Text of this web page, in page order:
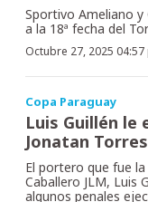
Sportivo Ameliano y
a la 18ª fecha del
Octubre 27, 2025 04:57
Copa Paraguay
Luis Guillén le
Jonatan Torres
El portero que fue
Caballero JLM, Luis
algunos penales